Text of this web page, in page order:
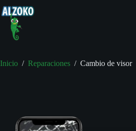
al
contenido
Inicio / Reparaciones / Cambio de visor